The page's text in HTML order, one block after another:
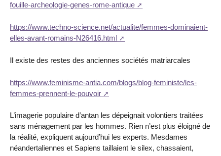
fouille-archeologie-genes-rome-antique
https://www.techno-science.net/actualite/femmes-dominaient-
elles-avant-romains-N26416.html
Il existe des restes des anciennes sociétés matriarcales
https://www.feminisme-antia.com/blogs/blog-feministe/les-
femmes-prennent-le-pouvoir
L’imagerie populaire d’antan les dépeignait volontiers traitées
sans ménagement par les hommes. Rien n’est plus éloigné de
la réalité, expliquent aujourd’hui les experts. Mesdames
néandertaliennes et Sapiens taillaient le silex, chassaient,